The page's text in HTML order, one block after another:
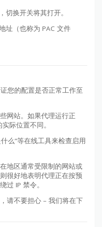
切换开关将其打开。
址（也称为 PAC 文件
您的配置是否正常工作至
网站。如果代理运行正
际位置不同。
么”等在线工具来检查启用
地区通常受限制的网站或
很好地表明代理正在按预
过 IP 禁令。
请不要担心 – 我们将在下